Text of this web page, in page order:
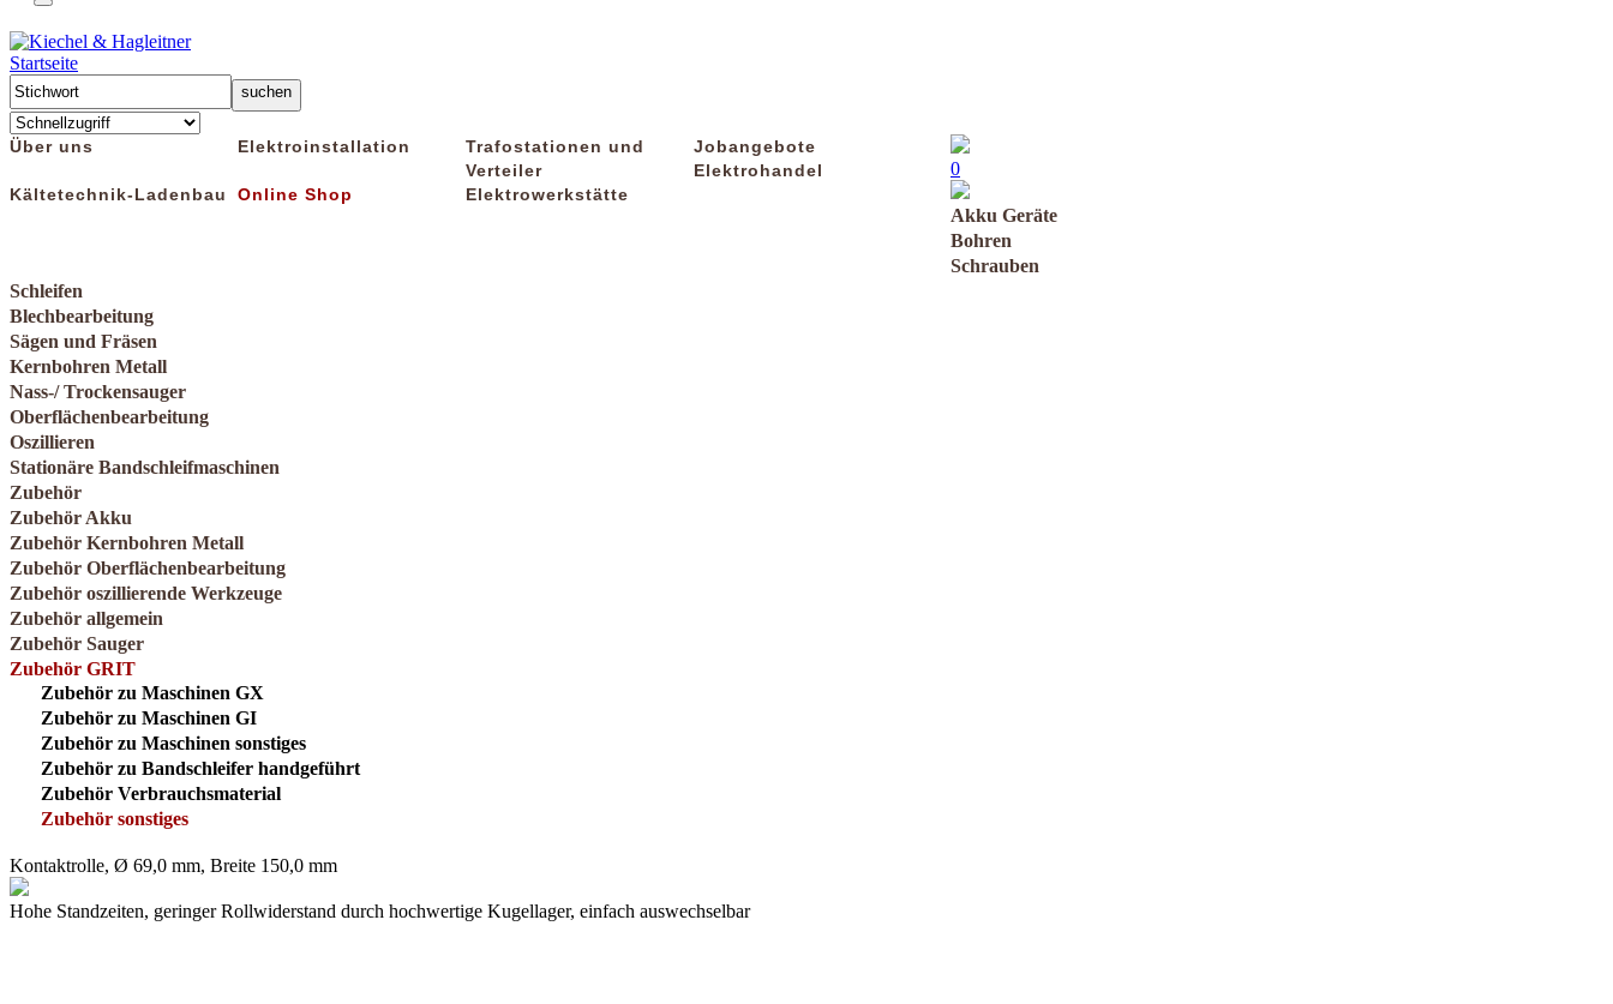
Startseite
Über uns Elektroinstallation
Trafostationen und
Verteiler
Jobangebote
Elektrohandel
Kältetechnik-Ladenbau
Online Shop Elektrowerkstätte
0
Akku Geräte
Bohren
Schrauben
Schleifen
Blechbearbeitung
Sägen und Fräsen
Kernbohren Metall
Nass-/ Trockensauger
Oberflächenbearbeitung
Oszillieren
Stationäre Bandschleifmaschinen
Zubehör
Zubehör Akku
Zubehör Kernbohren Metall
Zubehör Oberflächenbearbeitung
Zubehör oszillierende Werkzeuge
Zubehör allgemein
Zubehör Sauger
Zubehör GRIT
Zubehör zu Maschinen GX
Zubehör zu Maschinen GI
Zubehör zu Maschinen sonstiges
Zubehör zu Bandschleifer handgeführt
Zubehör Verbrauchsmaterial
Zubehör sonstiges
Kontaktrolle, Ø 69,0 mm, Breite 150,0 mm
Hohe Standzeiten, geringer Rollwiderstand durch hochwertige Kugellager, einfach auswechselbar